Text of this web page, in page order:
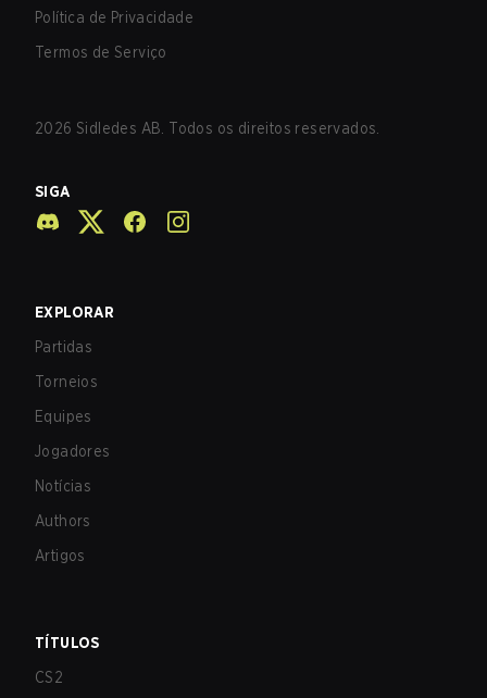
Política de Privacidade
Termos de Serviço
2026 Sidledes AB. Todos os direitos reservados.
SIGA
EXPLORAR
Partidas
Torneios
Equipes
Jogadores
Notícias
Authors
Artigos
TÍTULOS
CS2